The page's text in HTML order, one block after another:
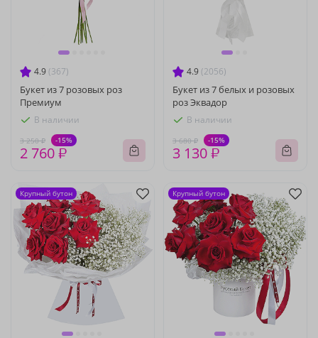
4.9 (367)
Букет из 7 розовых роз
Премиум
В наличии
3 250 ₽ -15%
2 760 ₽
4.9 (2056)
Букет из 7 белых и розовых
роз Эквадор
В наличии
3 680 ₽ -15%
3 130 ₽
Крупный бутон Крупный бутон